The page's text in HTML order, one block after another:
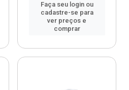
Faça seu login ou
cadastre-se para
ver preços e
comprar